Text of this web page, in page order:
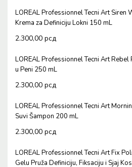
LOREAL Professionnel Tecni Art Siren
Krema za Definiciju Lokni 150 mL
2.300,00 рсд
LOREAL Professionnel Tecni Art Rebel
u Peni 250 mL
2.300,00 рсд
LOREAL Professionnel Tecni Art
Suvi Šampon 200 mL
2.300,00 рсд
LOREAL Professionnel Tecni Art Fix
Gelu Pruža Definiciju, Fiksaciju i Sjaj